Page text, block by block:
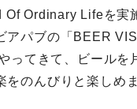
Of Ordinary Lifeを実
アパブの「BEER
ってきて、ビールを
をのんびりと楽しめま